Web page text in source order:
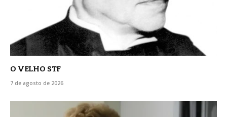
O VELHO STF
7 de agosto de 2026